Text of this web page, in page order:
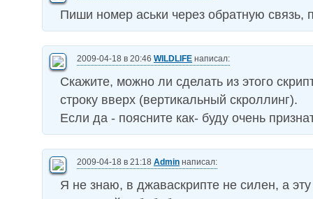
Пиши номер аськи через обратную связь,
2009-04-18 в 20:46 WILDLIFE написал:
Скажите, можно ли сделать из этого
строку вверх (вертикальный скроллинг).
Если да - поясните как- буду очень
2009-04-18 в 21:18 Admin написал:
Я не знаю, в джаваскрипте не силен, а